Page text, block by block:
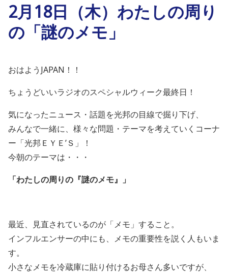
2月18日（木）わたしの周り
の「謎のメモ」
おはようJAPAN！！
ちょうどいいラジオのスペシャルウィーク最終日！
気になったニュース・話題を光邦の目線で掘り下げ、
みんなで一緒に、様々な問題・テーマを考えていくコーナ
ー「光邦ＥＹＥ’Ｓ」！
今朝のテーマは・・・
「わたしの周りの『謎のメモ』」
最近、見直されているのが「メモ」すること。
インフルエンサーの中にも、メモの重要性を説く人もいま
す。
小さなメモを冷蔵庫に貼り付けるお母さん多いですが、